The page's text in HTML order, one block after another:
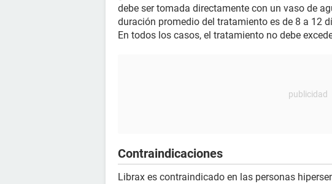
debe ser tomada directamente con un vaso de
duración promedio del tratamiento es de 8 a 12
En todos los casos, el tratamiento no debe
Contraindicaciones
Librax es contraindicado en las personas